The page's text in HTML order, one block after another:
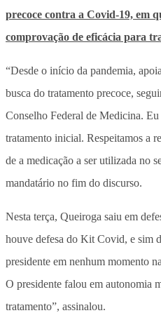
precoce contra a Covid-19, em
comprovação de eficácia para
“Desde o início da pandemia,
busca do tratamento precoce,
Conselho Federal de Medicina.
tratamento inicial. Respeitamos a
de a medicação a ser utilizada no
mandatário no fim do discurso.
Nesta terça, Queiroga saiu em
houve defesa do Kit Covid, e sim
presidente em nenhum momento
O presidente falou em autonomia
tratamento”, assinalou.